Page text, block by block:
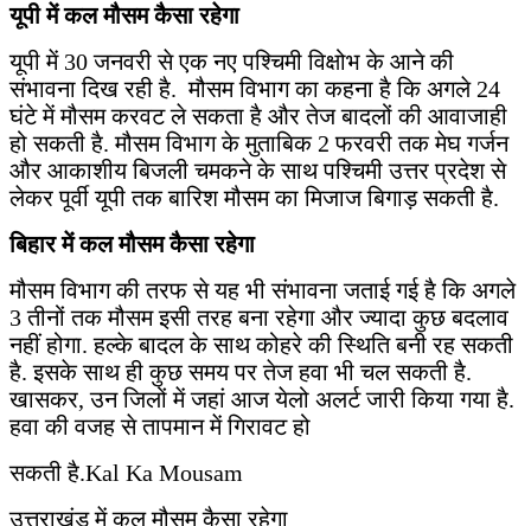
यूपी में कल मौसम कैसा रहेगा
यूपी में 30 जनवरी से एक नए पश्चिमी विक्षोभ के आने की
संभावना दिख रही है. मौसम विभाग का कहना है कि अगले 24
घंटे में मौसम करवट ले सकता है और तेज बादलों की आवाजाही
हो सकती है. मौसम विभाग के मुताबिक 2 फरवरी तक मेघ गर्जन
और आकाशीय बिजली चमकने के साथ पश्चिमी उत्तर प्रदेश से
लेकर पूर्वी यूपी तक बारिश मौसम का मिजाज बिगाड़ सकती है.
बिहार में कल मौसम कैसा रहेगा
मौसम विभाग की तरफ से यह भी संभावना जताई गई है कि अगले
3 तीनों तक मौसम इसी तरह बना रहेगा और ज्यादा कुछ बदलाव
नहीं होगा. हल्के बादल के साथ कोहरे की स्थिति बनी रह सकती
है. इसके साथ ही कुछ समय पर तेज हवा भी चल सकती है.
खासकर, उन जिलों में जहां आज येलो अलर्ट जारी किया गया है.
हवा की वजह से तापमान में गिरावट हो
सकती है.Kal Ka Mousam
उत्तराखंड में कल मौसम कैसा रहेगा